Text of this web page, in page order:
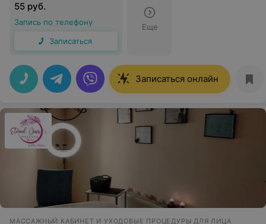
55 руб.
Запись по телефону
Записаться
Еще
Записаться онлайн
МАССАЖНЫЙ КАБИНЕТ И УХОДОВЫЕ ПРОЦЕДУРЫ ДЛЯ ЛИЦА